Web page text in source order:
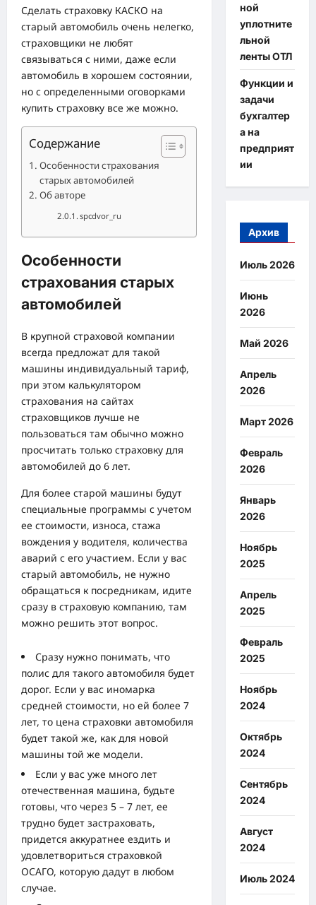
Сделать страховку КАСКО на
старый автомобиль очень нелегко,
страховщики не любят
связываться с ними, даже если
автомобиль в хорошем состоянии,
но с определенными оговорками
купить страховку все же можно.
Содержание
Особенности страхования
старых автомобилей
Об авторе
spcdvor_ru
Особенности
страхования старых
автомобилей
В крупной страховой компании
всегда предложат для такой
машины индивидуальный тариф,
при этом калькулятором
страхования на сайтах
страховщиков лучше не
пользоваться там обычно можно
просчитать только страховку для
автомобилей до 6 лет.
Для более старой машины будут
специальные программы с учетом
ее стоимости, износа, стажа
вождения у водителя, количества
аварий с его участием. Если у вас
старый автомобиль, не нужно
обращаться к посредникам, идите
сразу в страховую компанию, там
можно решить этот вопрос.
Сразу нужно понимать, что
полис для такого автомобиля будет
дорог. Если у вас иномарка
средней стоимости, но ей более 7
лет, то цена страховки автомобиля
будет такой же, как для новой
машины той же модели.
Если у вас уже много лет
отечественная машина, будьте
готовы, что через 5 – 7 лет, ее
трудно будет застраховать,
придется аккуратнее ездить и
удовлетвориться страховкой
ОСАГО, которую дадут в любом
случае.
ной
уплотните
льной
ленты ОТЛ
Функции и
задачи
бухгалтер
а на
предприят
ии
Архив
Июль 2026
Июнь
2026
Май 2026
Апрель
2026
Март 2026
Февраль
2026
Январь
2026
Ноябрь
2025
Апрель
2025
Февраль
2025
Ноябрь
2024
Октябрь
2024
Сентябрь
2024
Август
2024
Июль 2024